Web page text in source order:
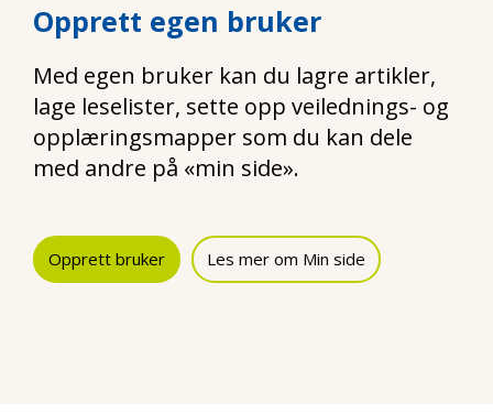
Opprett egen bruker
Med egen bruker kan du lagre artikler,
lage leselister, sette opp veilednings- og
opplæringsmapper som du kan dele
med andre på «min side».
Opprett bruker Les mer om Min side